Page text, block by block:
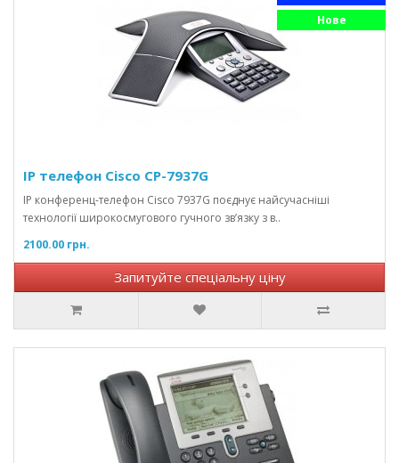
Нове
IP телефон Cisco CP-7937G
IP конференц-телефон Cisco 7937G поєднує найсучасніші
технології широкосмугового гучного зв’язку з в..
2100.00 грн.
Запитуйте спеціальну ціну